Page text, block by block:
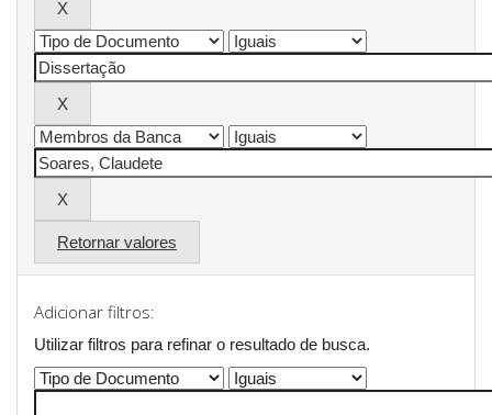
Retornar valores
Adicionar filtros:
Utilizar filtros para refinar o resultado de busca.